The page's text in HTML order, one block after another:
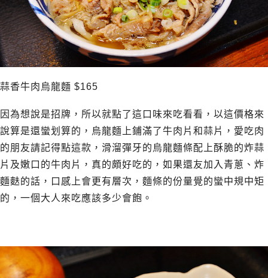
蒜香牛肉烏龍麵 $165
因為想說是招牌，所以就點了這口味來吃看看，以這價格來
說算是還蠻划算的，烏龍麵上鋪滿了牛肉片和蒜片，愛吃肉
的朋友請記得點這款，滑溜彈牙的烏龍麵條配上酥脆的炸蒜
片及嫩口的牛肉片，真的頗好吃的，如果還友加入青蔥、炸
麵麩的話，口感上會更有層次，麵條的份量覺的蠻中規中矩
的，一個大人來吃應該多少會飽。